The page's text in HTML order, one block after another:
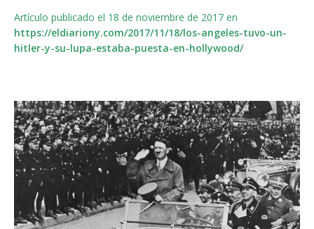
Artículo publicado el 18 de noviembre de 2017 en
https://eldiariony.com/2017/11/18/los-angeles-tuvo-un-
hitler-y-su-lupa-estaba-puesta-en-hollywood/